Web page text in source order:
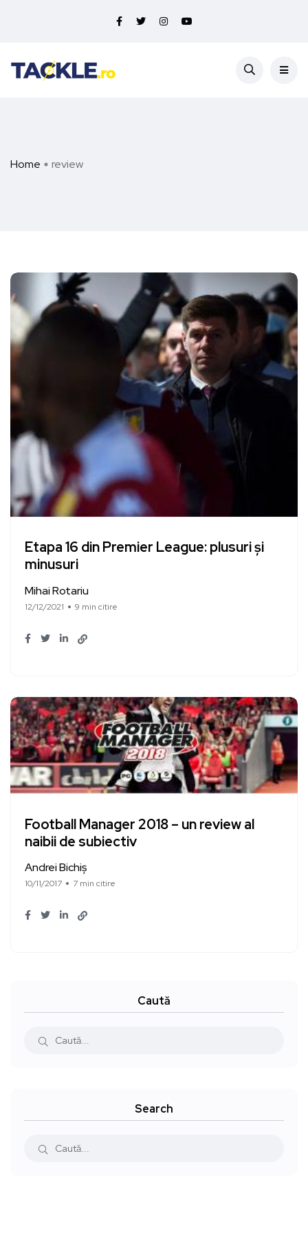
Home review
Etapa 16 din Premier League: plusuri și
minusuri
Mihai Rotariu
12/12/2021 9 min citire
Football Manager 2018 – un review al
naibii de subiectiv
Andrei Bichiș
10/11/2017 7 min citire
Caută
Search